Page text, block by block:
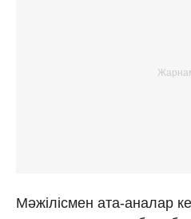
Мәжілісмен ата-аналар